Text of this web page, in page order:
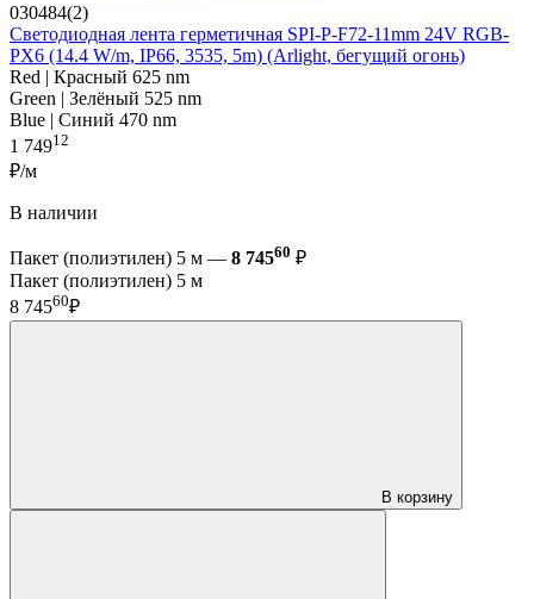
030484(2)
Светодиодная лента герметичная SPI-P-F72-11mm 24V RGB-
PX6 (14.4 W/m, IP66, 3535, 5m) (Arlight, бегущий огонь)
Red | Красный 625 nm
Green | Зелёный 525 nm
Blue | Синий 470 nm
1 74912
₽/м
В наличии
Пакет (полиэтилен) 5 м — 8 74560 ₽
Пакет (полиэтилен) 5 м
8 74560₽
В корзину